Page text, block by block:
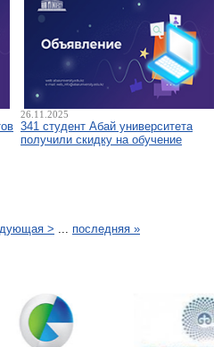
26.11.2025
341 студент Абай университета
получили скидку на обучение
> ... последняя »